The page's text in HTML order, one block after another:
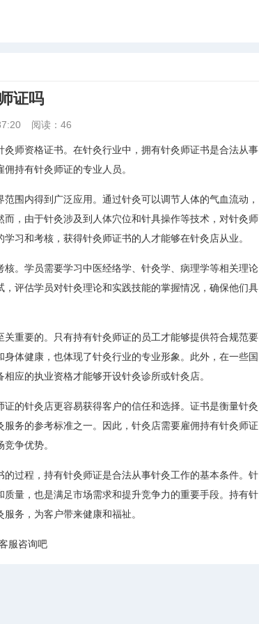
证吗
阅读：46
师资格证书。在针灸行业中，拥有针灸师证书是合法从事
持有针灸师证的专业人员。
围内得到广泛应用。通过针灸可以调节人体的气血流动，
，由于针灸涉及到人体穴位和针具操作等技术，对针灸师
习和考核，获得针灸师证书的人才能够在针灸店从业。
。学员需要学习中医经络学、针灸学、病理学等相关理论
评估学员对针灸理论和实践技能的掌握情况，确保他们具
重要的。只有持有针灸师证的员工才能够提供符合规范要
体健康，也体现了针灸行业的专业形象。此外，在一些国
应的执业资格才能够开设针灸诊所或针灸店。
的针灸店更容易获得客户的信任和选择。证书是衡量针灸
务的参考标准之一。因此，针灸店需要雇佣持有针灸师证
争优势。
过程，持有针灸师证是合法从事针灸工作的基本条件。针
量，也是满足市场需求和提升竞争力的重要手段。持有针
务，为客户带来健康和福祉。
服咨询吧